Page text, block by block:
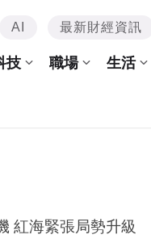
AI 最新財經資訊
技 職場 生活
紅海緊張局勢升級